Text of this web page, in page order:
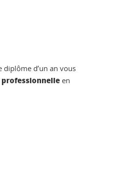
diplôme d’un an vous
en